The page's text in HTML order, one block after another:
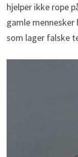
hjelper ikke rope
gamle
som lager falske